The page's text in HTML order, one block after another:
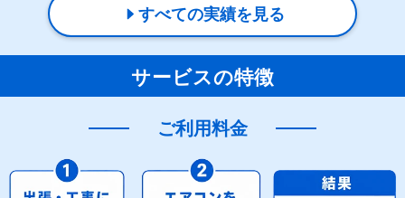
すべての実績を見る
サービスの特徴
ご利用料金